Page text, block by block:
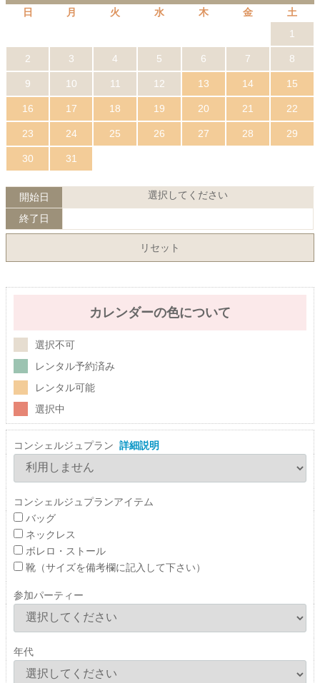
日
月 火 水 木 金
土
1
2 3 4 5 6 7 8
9 10 11 12 13 14 15
16 17 18 19 20 21 22
23 24 25 26 27 28 29
30 31
開始日 選択してください
終了日
リセット
カレンダーの色について
選択不可
レンタル予約済み
レンタル可能
選択中
コンシェルジュプラン 詳細説明
コンシェルジュプランアイテム
バッグ
ネックレス
ボレロ・ストール
靴（サイズを備考欄に記入して下さい）
参加パーティー
年代